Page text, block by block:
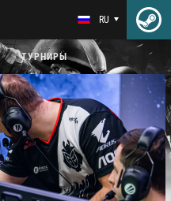
RU
ТУРНИРЫ